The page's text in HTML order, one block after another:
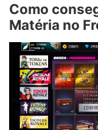
Como
Matéria no